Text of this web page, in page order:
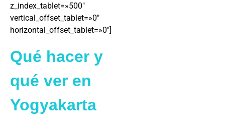
z_index_tablet=»500″
vertical_offset_tablet=»0″
horizontal_offset_tablet=»0″]
Qué hacer y
qué ver en
Yogyakarta